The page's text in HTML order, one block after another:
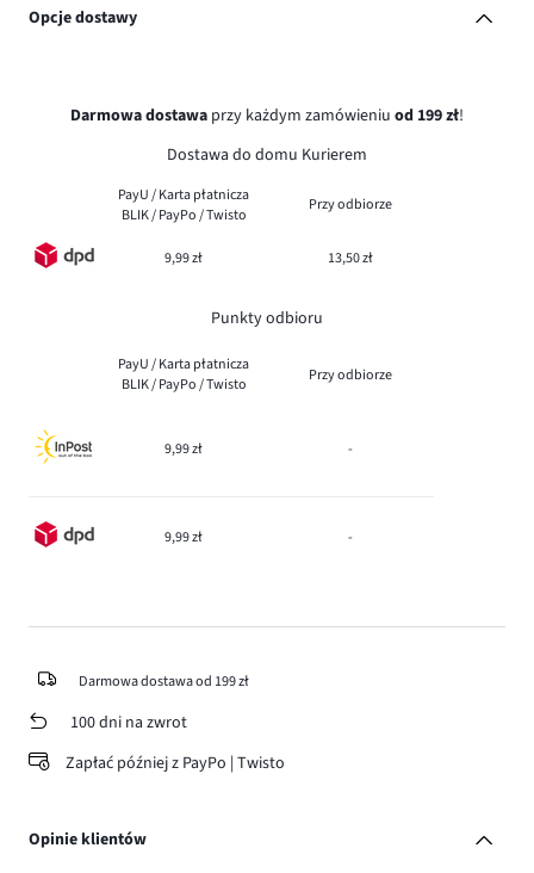
Opcje dostawy
Darmowa dostawa przy każdym zamówieniu od 199 zł!
Dostawa do domu Kurierem
PayU / Karta płatnicza
BLIK / PayPo / Twisto
Przy odbiorze
9,99 zł 13,50 zł
Punkty odbioru
PayU / Karta płatnicza
BLIK / PayPo / Twisto
Przy odbiorze
9,99 zł -
9,99 zł -
Darmowa dostawa od 199 zł
100 dni na zwrot
Zapłać później z PayPo | Twisto
Opinie klientów